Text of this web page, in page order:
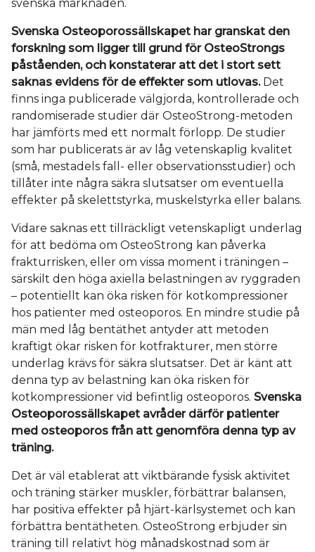
svenska marknaden.
Svenska Osteoporossällskapet har granskat den
forskning som ligger till grund för OsteoStrongs
påståenden, och konstaterar att det i stort sett
saknas evidens för de effekter som utlovas. Det
finns inga publicerade välgjorda, kontrollerade och
randomiserade studier där OsteoStrong-metoden
har jämförts med ett normalt förlopp. De studier
som har publicerats är av låg vetenskaplig kvalitet
(små, mestadels fall- eller observationsstudier) och
tillåter inte några säkra slutsatser om eventuella
effekter på skelettstyrka, muskelstyrka eller balans.
Vidare saknas ett tillräckligt vetenskapligt underlag
för att bedöma om OsteoStrong kan påverka
frakturrisken, eller om vissa moment i träningen –
särskilt den höga axiella belastningen av ryggraden
– potentiellt kan öka risken för kotkompressioner
hos patienter med osteoporos. En mindre studie på
män med låg bentäthet antyder att metoden
kraftigt ökar risken för kotfrakturer, men större
underlag krävs för säkra slutsatser. Det är känt att
denna typ av belastning kan öka risken för
kotkompressioner vid befintlig osteoporos. Svenska
Osteoporossällskapet avråder därför patienter
med osteoporos från att genomföra denna typ av
träning.
Det är väl etablerat att viktbärande fysisk aktivitet
och träning stärker muskler, förbättrar balansen,
har positiva effekter på hjärt-kärlsystemet och kan
förbättra bentätheten. OsteoStrong erbjuder sin
träning till relativt hög månadskostnad som är